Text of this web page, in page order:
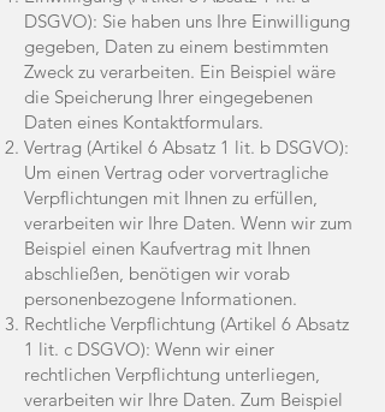
DSGVO): Sie haben uns Ihre Einwilligung
gegeben, Daten zu einem bestimmten
Zweck zu verarbeiten. Ein Beispiel wäre
die Speicherung Ihrer eingegebenen
Daten eines Kontaktformulars.
Vertrag (Artikel 6 Absatz 1 lit. b DSGVO):
Um einen Vertrag oder vorvertragliche
Verpflichtungen mit Ihnen zu erfüllen,
verarbeiten wir Ihre Daten. Wenn wir zum
Beispiel einen Kaufvertrag mit Ihnen
abschließen, benötigen wir vorab
personenbezogene Informationen.
Rechtliche Verpflichtung (Artikel 6 Absatz
1 lit. c DSGVO): Wenn wir einer
rechtlichen Verpflichtung unterliegen,
verarbeiten wir Ihre Daten. Zum Beispiel